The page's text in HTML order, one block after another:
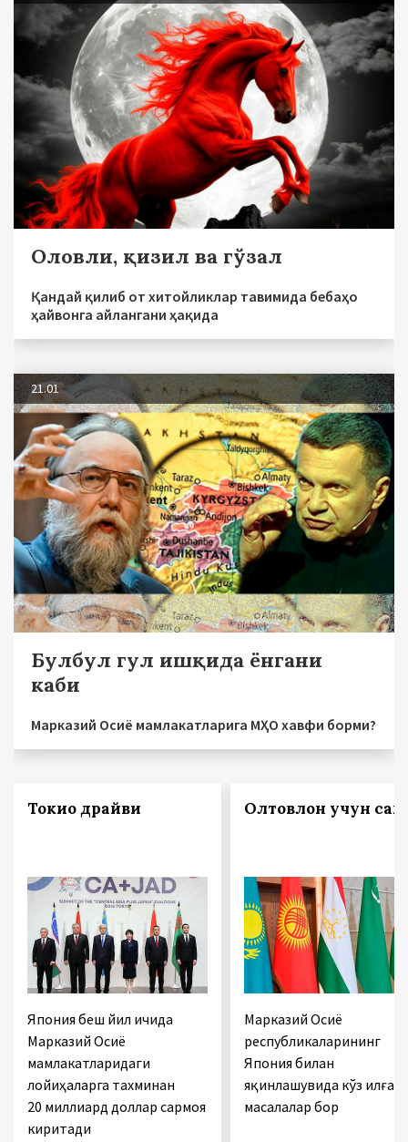
Оловли, қизил ва гўзал
Қандай қилиб от хитойликлар тавимида бебаҳо
ҳайвонга айлангани ҳақида
21.01
Булбул гул ишқида ёнгани
каби
Марказий Осиё мамлакатларига МҲО хавфи борми?
Токио драйви
Япония беш йил ичида
Марказий Осиё
мамлакатларидаги
лойиҳаларга тахминан
20 миллиард доллар сармоя
киритади
Олтовлон учун
Марказий Осиё
республикаларининг
Япония билан
яқинлашувида кўз
масалалар бор